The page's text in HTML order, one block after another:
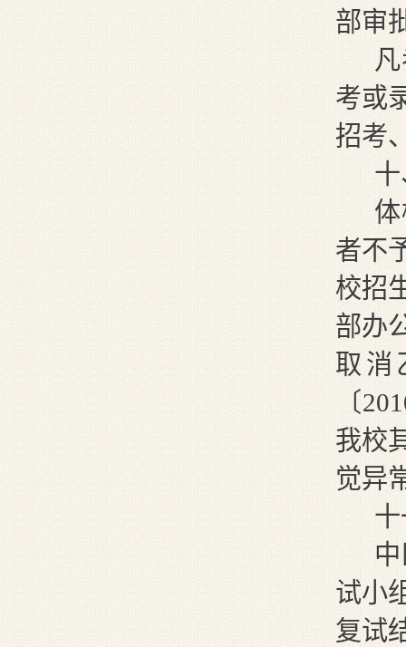
部审
考或
招考
者不
校招
部办
取消
〔 20
我校
觉异
试小
复试